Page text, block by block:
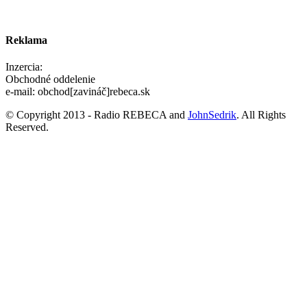
Reklama
Inzercia:
Obchodné oddelenie
e-mail: obchod[zavináč]rebeca.sk
© Copyright 2013 - Radio REBECA and JohnSedrik. All Rights
Reserved.